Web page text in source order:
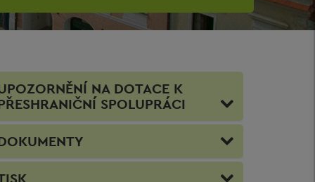
NA DOTACE K
SPOLUPRÁCI